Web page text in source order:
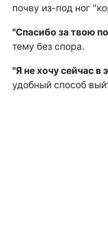
почву из-под ног
"Спасибо за твою
тему без спора.
"Я не хочу сейчас в
удобный способ